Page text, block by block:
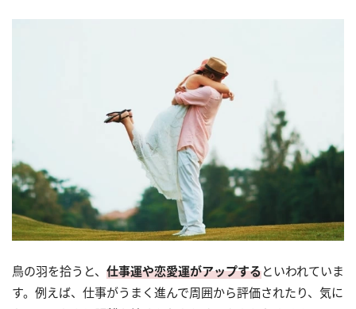
鳥の羽を拾うと、 仕事運や恋愛運がアップするといわれていま
す。例えば、仕事がうまく進んで周囲から評価されたり、気に